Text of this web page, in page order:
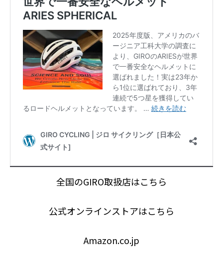
全国のGIRO取扱店はこちら
公式オンラインストアはこちら
Amazon.co.jp